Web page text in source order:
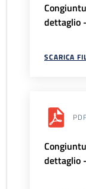
dettaglio
SCARICA
PDF
dettaglio